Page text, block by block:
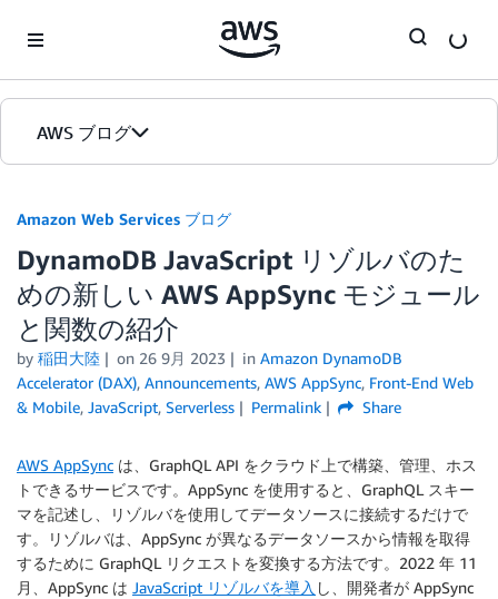
AWS ブログ
カテゴリ
エディション
Amazon Web Services ブログ
DynamoDB JavaScript リゾルバのた
めの新しい AWS AppSync モジュール
と関数の紹介
by 稲田大陸 on 26 9月 2023 in Amazon DynamoDB
Accelerator (DAX), Announcements, AWS AppSync, Front-End Web
& Mobile, JavaScript, Serverless Permalink Share
AWS AppSync は、GraphQL API をクラウド上で構築、管理、ホス
トできるサービスです。AppSync を使用すると、GraphQL スキー
マを記述し、リゾルバを使用してデータソースに接続するだけで
す。リゾルバは、AppSync が異なるデータソースから情報を取得
するために GraphQL リクエストを変換する方法です。2022 年 11
月、AppSync は JavaScript リゾルバを導入 し、開発者が AppSync